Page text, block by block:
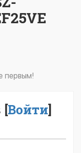
первым!
[Войти]